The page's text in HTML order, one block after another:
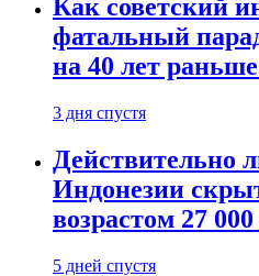
Как советский
фатальный
на 40 лет
3 дня спустя
Действительно
Индонезии
возрастом 27 000
5 дней спустя